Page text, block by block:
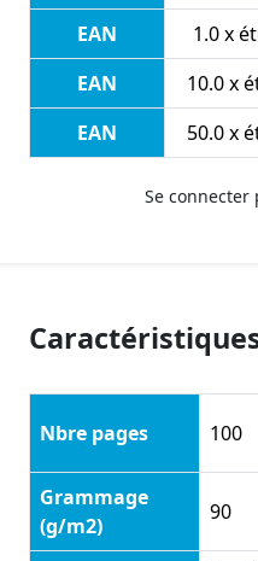
EAN
1.0 x
EAN
10.0 x
EAN
50.0 x
Se
Nbre pages 100
Grammage
(g/m2)
90